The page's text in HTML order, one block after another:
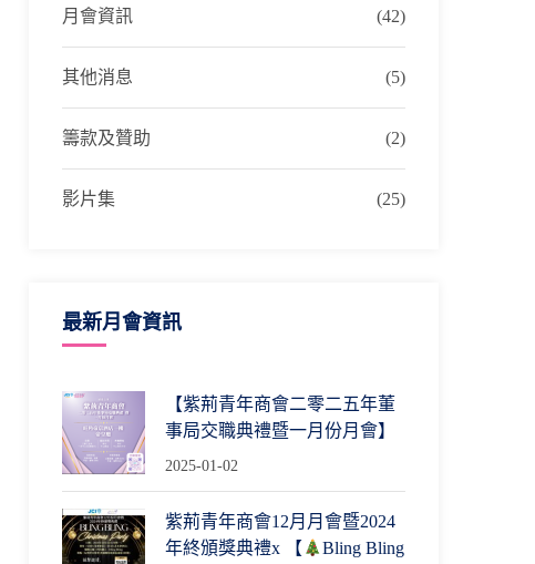
月會資訊 (42)
其他消息 (5)
籌款及贊助 (2)
影片集 (25)
最新月會資訊
【紫荊青年商會二零二五年董
事局交職典禮暨一月份月會】
2025-01-02
紫荊青年商會12月月會暨2024
年終頒獎典禮x 【
Bling Bling